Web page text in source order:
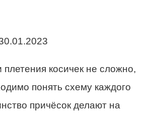
косичек не сложно,
понять схему каждого
причёсок делают на